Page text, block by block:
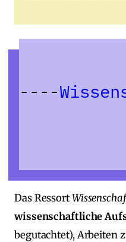
Das Ressort
wissenschaftliche
begutachtet), Arbeiten